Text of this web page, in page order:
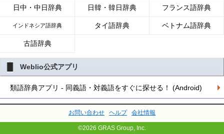
日中・中日辞典 日韓・韓日辞典 フランス語辞典
インドネシア語辞典 タイ語辞典 ベトナム語辞典
古語辞典
Weblio公式アプリ
類語辞典アプリ - 同義語・対義語をすぐに探せる！ (Android)
お問い合わせ ヘルプ 会社情報
©2026 GRAS Group, Inc.